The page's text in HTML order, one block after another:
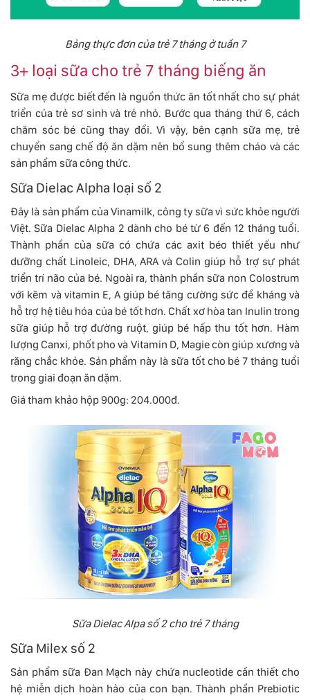
Bảng thực đơn của trẻ 7 tháng ở tuần 7
3+ loại sữa cho trẻ 7 tháng biếng ăn
Sữa mẹ được biết đến là nguồn thức ăn tốt nhất cho sự phát
triển của trẻ sơ sinh và trẻ nhỏ. Bước qua tháng thứ 6, cách
chăm sóc bé cũng thay đổi. Vì vậy, bên cạnh sữa mẹ, trẻ
chuyển sang chế độ ăn dặm nên bổ sung thêm cháo và các
sản phẩm sữa công thức.
Sữa Dielac Alpha loại số 2
Đây là sản phẩm của Vinamilk, công ty sữa vì sức khỏe người
Việt. Sữa Dielac Alpha 2 dành cho bé từ 6 đến 12 tháng tuổi.
Thành phần của sữa có chứa các axit béo thiết yếu như
dưỡng chất Linoleic, DHA, ARA và Colin giúp hỗ trợ sự phát
triển trí não của bé. Ngoài ra, thành phần sữa non Colostrum
với kẽm và vitamin E, A giúp bé tăng cường sức đề kháng và
hỗ trợ hệ tiêu hóa của bé tốt hơn. Chất xơ hòa tan Inulin trong
sữa giúp hỗ trợ đường ruột, giúp bé hấp thu tốt hơn. Hàm
lượng Canxi, phốt pho và Vitamin D, Magie còn giúp xương và
răng chắc khỏe. Sản phẩm này là sữa tốt cho bé 7 tháng tuổi
trong giai đoạn ăn dặm.
Giá tham khảo hộp 900g: 204.000đ.
Sữa Dielac Alpa số 2 cho trẻ 7 tháng
Sữa Milex số 2
Sản phẩm sữa Đan Mạch này chứa nucleotide cần thiết cho
hệ miễn dịch hoàn hảo của con bạn. Thành phần Prebiotic